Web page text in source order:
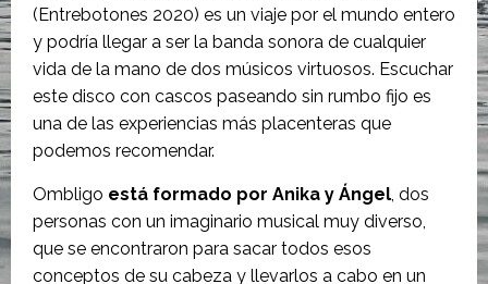
(Entrebotones 2020) es un viaje por el mundo entero
y podría llegar a ser la banda sonora de cualquier
vida de la mano de dos músicos virtuosos. Escuchar
este disco con cascos paseando sin rumbo fijo es
una de las experiencias más placenteras que
podemos recomendar.
Ombligo está formado por Anika y Ángel, dos
personas con un imaginario musical muy diverso,
que se encontraron para sacar todos esos
conceptos de su cabeza y llevarlos a cabo en un